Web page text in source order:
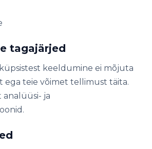
tagajärjed
keeldumine ei mõjuta
ega teie võimet tellimust täita.
analüüsi- ja